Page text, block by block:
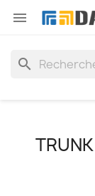

search